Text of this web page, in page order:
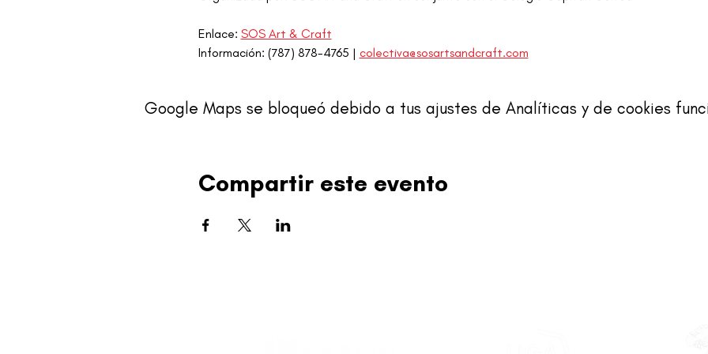
Enlace: SOS Art & Craft
Información: (787) 878-4765 | colectiva@sosartsandcraft.com
Google Maps se bloqueó debido a tus ajustes de Analíticas y de cookies
Compartir este evento